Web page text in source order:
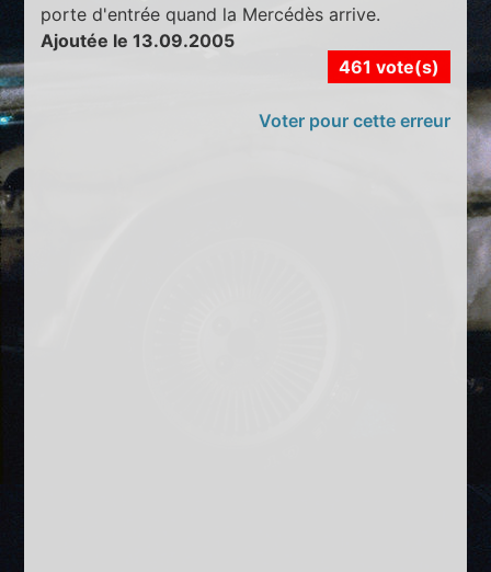
porte d'entrée quand la Mercédès arrive.
Ajoutée le 13.09.2005
461 vote(s)
Voter pour cette erreur